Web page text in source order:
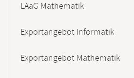
LAaG Mathematik
Exportangebot Informatik
Exportangebot Mathematik